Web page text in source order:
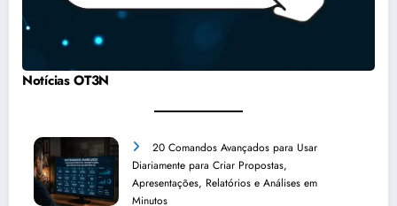
Notícias OT3N
20 Comandos Avançados para Usar
Diariamente para Criar Propostas,
Apresentações, Relatórios e Análises em
Minutos